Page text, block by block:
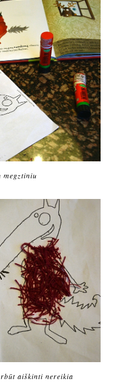
megztiniu
aiškinti nereikia